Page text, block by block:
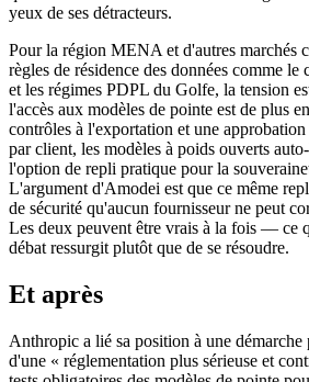
yeux de ses détracteurs.
Pour la région MENA et d'autres marchés
règles de résidence des données comme
et les régimes PDPL du Golfe, la tension
l'accès aux modèles de pointe est de plus
contrôles à l'exportation et une
par client, les modèles à poids ouverts
l'option de repli pratique pour la
L'argument d'Amodei est que ce même
de sécurité qu'aucun fournisseur ne peut
Les deux peuvent être vrais à la fois — ce
débat ressurgit plutôt que de se résoudre.
Et après
Anthropic a lié sa position à une démarche
d'une « réglementation plus sérieuse et